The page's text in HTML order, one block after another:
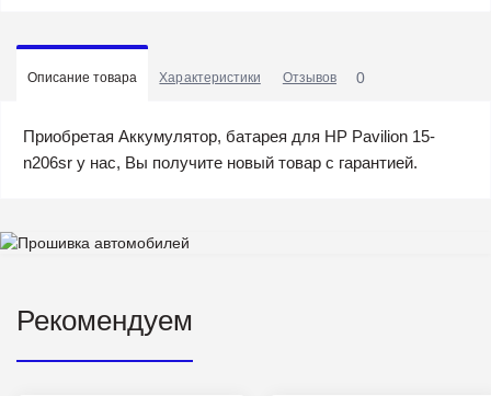
Описание товара Характеристики Отзывов 0
Приобретая Аккумулятор, батарея для HP Pavilion 15-
n206sr у нас, Вы получите новый товар с гарантией.
Рекомендуем